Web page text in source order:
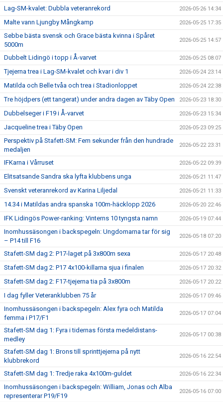
Lag-SM-kvalet: Dubbla veteranrekord 2026-05-26 14:34
Malte vann Ljungby Mångkamp 2026-05-25 17:35
Sebbe bästa svensk och Grace bästa kvinna i Spåret
5000m
2026-05-25 14:57
Dubbelt Lidingö i topp i Å-varvet 2026-05-25 08:07
Tjejerna trea i Lag-SM-kvalet och kvar i div 1 2026-05-24 23:14
Matilda och Belle tvåa och trea i Stadionloppet 2026-05-24 22:38
Tre höjdpers (ett tangerat) under andra dagen av Täby Open 2026-05-23 18:30
Dubbelseger i F19 i Å-varvet 2026-05-23 15:34
Jacqueline trea i Täby Open 2026-05-23 09:25
Perspektiv på Stafett-SM: Fem sekunder från den hundrade
medaljen
2026-05-22 23:31
IFKarna i Vårruset 2026-05-22 09:39
Elitsatsande Sandra ska lyfta klubbens unga 2026-05-21 11:47
Svenskt veteranrekord av Karina Liljedal 2026-05-21 11:33
14.34 i Matildas andra spanska 100m-häcklopp 2026 2026-05-20 22:46
IFK Lidingös Power-ranking: Vinterns 10 tyngsta namn 2026-05-19 07:44
Inomhussäsongen i backspegeln: Ungdomarna tar för sig
– P14 till F16
2026-05-18 07:20
Stafett-SM dag 2: P17-laget på 3x800m sexa 2026-05-17 20:48
Stafett-SM dag 2: P17 4x100-killarna sjua i finalen 2026-05-17 20:32
Stafett-SM dag 2: F17-tjejerna tia på 3x800m 2026-05-17 20:22
I dag fyller Veteranklubben 75 år 2026-05-17 09:46
Inomhussäsongen i backspegeln: Alex fyra och Matilda
femma i P17/F1
2026-05-17 07:04
Stafett-SM dag 1: Fyra i tidernas första medeldistans-
medley
2026-05-17 00:38
Stafett-SM dag 1: Brons till sprinttjejerna på nytt
klubbrekord
2026-05-16 22:54
Stafett-SM dag 1: Tredje raka 4x100m-guldet 2026-05-16 22:34
Inomhussäsongen i backspegeln: William, Jonas och Alba
representerar P19/F19
2026-05-16 07:00